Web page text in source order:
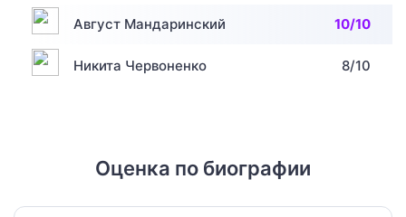
Август Мандаринский 10/10
Никита Червоненко 8/10
Оценка по биографии